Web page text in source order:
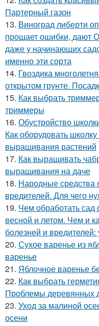
Партерный газон
13. Виноград либерти
прощает ошибки, дают
даже у начинающих
именно эти сорта
14. Гвоздика
открытом грунте.
15. Как выбрать
триммеры
16. Обустройство
Как оборудовать
выращивания растений
17. Как выращивать
выращивания на даче
18. Народные средства
вредителей. Для чего
19. Чем обработать сад
весной и летом. Чем и
болезней и
20. Сухое варенье из
варенье
21. Яблочное варенье
22. Как выбрать
Проблемы деревянных
23. Уход за малиной
осени